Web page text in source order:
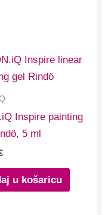
Inspire painting
5 ml
u košaricu